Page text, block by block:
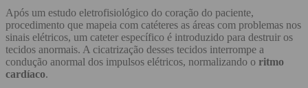
Após um estudo eletrofisiológico do coração do paciente,
procedimento que mapeia com catéteres as áreas com problemas nos
sinais elétricos, um cateter específico é introduzido para destruir os
tecidos anormais. A cicatrização desses tecidos interrompe a
condução anormal dos impulsos elétricos, normalizando o ritmo
cardíaco.